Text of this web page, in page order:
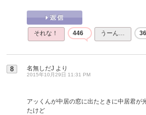
それな！ 446 うーん…
8 名無しだJ より
2015年10月29日 11:31 PM
アッくんが中居の窓に出たときに中居君が
たけど